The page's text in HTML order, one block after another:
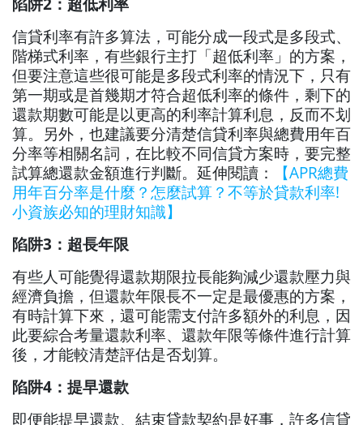
信貸利率有許多算法，可能分成一段式是多段式、
階梯式利率，有些銀行主打「超低利率」的方案，
但要注意這些很可能是多段式利率的情況下，只有
第一期或是首幾期才符合超低利率的條件，剩下的
還款期數可能是以更高的利率計算利息，反而不划
算。另外，也建議要分清楚信貸利率與總費用年百
分率等相關名詞，在比較不同信貸方案時，要完整
試算總還款金額進行判斷。延伸閱讀：
【APR總費
用年百分率是什麼？怎麼試算？不等於貸款利率!
小資族必知的理財知識】
陷阱3：超長年限
有些人可能覺得還款期限拉長能夠減少還款壓力與
經濟負擔，但還款年限長不一定是最優惠的方案，
有時計算下來，還可能需支付許多額外的利息，因
此要綜合考量還款利率、還款年限等條件進行計算
後，才能較清楚評估是否划算。
陷阱4：提早還款
即便能提早還款、結束貸款契約是好事，許多信貸